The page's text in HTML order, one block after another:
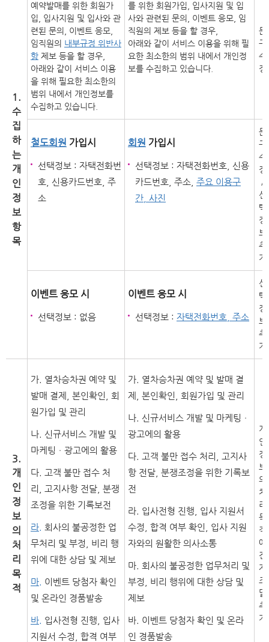
1.
수
집
하
는
개
인
정
보
항
목
예약발매를 위한 회원가
입, 입사지원 및 입사와 관
련된 문의, 이벤트 응모,
임직원의 내부규정 위반사
항 제보 등을 할 경우,
아래와 같이 서비스 이용
을 위해 필요한 최소한의
범위 내에서 개인정보를
수집하고 있습니다.
를 위한 회원가입, 입사지원 및 입
사와 관련된 문의, 이벤트 응모, 임
직원의 제보 등을 할 경우,
아래와 같이 서비스 이용을 위해 필
요한 최소한의 범위 내에서 개인정
보를 수집하고 있습니다.
문
구
수
정
철도회원 가입시
선택정보 : 자택전화번
호, 신용카드번호, 주
소
회원 가입시
선택정보 : 자택전화번호, 신용
카드번호, 주소, 주요 이용구
간, 사진
문
구
수
정
/
선
택
정
보
추
가
이벤트 응모 시
선택정보 : 없음
이벤트 응모 시
선택정보 : 자택전화번호, 주소
선
택
정
보
추
가
3.
개
인
정
보
의
처
리
목
적
가. 열차승차권 예약 및
발매 결제, 본인확인, 회
원가입 및 관리
나. 신규서비스 개발 및
마케팅ㆍ광고에의 활용
다. 고객 불만 접수 처
리, 고지사항 전달, 분쟁
조정을 위한 기록보전
라. 회사의 불공정한 업
무처리 및 부정, 비리 행
위에 대한 상담 및 제보
마. 이벤트 당첨자 확인
및 온라인 경품발송
바. 입사전형 진행, 입사
지원서 수정, 합격 여부
가. 열차승차권 예약 및 발매 결
제, 본인확인, 회원가입 및 관리
나. 신규서비스 개발 및 마케팅ㆍ
광고에의 활용
다. 고객 불만 접수 처리, 고지사
항 전달, 분쟁조정을 위한 기록보
전
라. 입사전형 진행, 입사 지원서
수정, 합격 여부 확인, 입사 지원
자와의 원활한 의사소통
마. 회사의 불공정한 업무처리 및
부정, 비리 행위에 대한 상담 및
제보
바. 이벤트 당첨자 확인 및 온라
인 경품발송
개
인
정
보
의
처
리
목
적
에
전
자
조
달
추
가